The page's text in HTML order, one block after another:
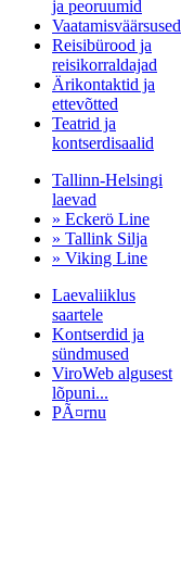
ja peoruumid
Vaatamisväärsused
Reisibürood ja
reisikorraldajad
Ärikontaktid ja
ettevõtted
Teatrid ja
kontserdisaalid
Tallinn-Helsingi
laevad
» Eckerö Line
» Tallink Silja
» Viking Line
Laevaliiklus
saartele
Kontserdid ja
sündmused
ViroWeb algusest
lõpuni...
PÃ¤rnu